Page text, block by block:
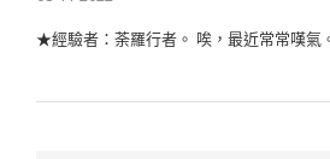
★經驗者：荼羅行者。 唉，最近常常嘆氣